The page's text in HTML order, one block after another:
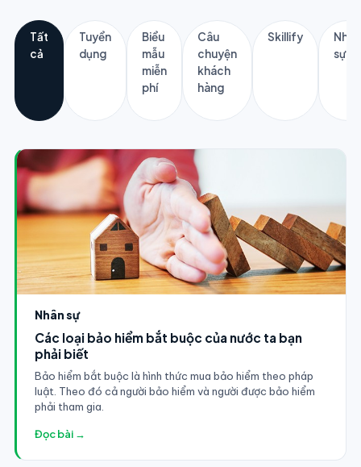
Tất
cả
Tuyển
dụng
Biểu
mẫu
miễn
phí
Câu
chuyện
khách
hàng
Skillify
Nhân
sự
Nhân sự
Các loại bảo hiểm bắt buộc của nước ta bạn
phải biết
Bảo hiểm bắt buộc là hình thức mua bảo hiểm theo pháp
luật. Theo đó cả người bảo hiểm và người được bảo hiểm
phải tham gia.
Đọc bài →